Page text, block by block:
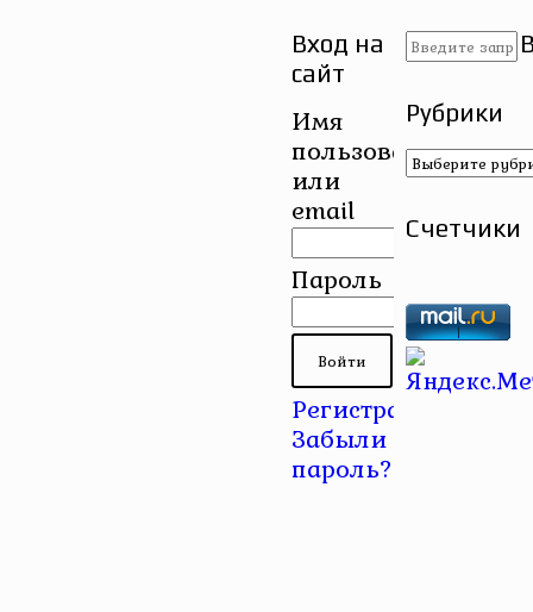
Вход на
сайт
Имя
пользователя
или
email
Пароль
Регистрация
Забыли
пароль?
Рубрики
Рубрики
Счетчики